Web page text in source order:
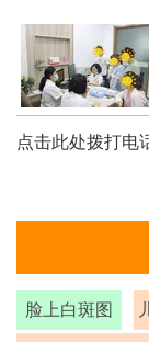
点击此处拨打电
脸上白斑图